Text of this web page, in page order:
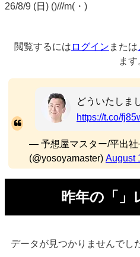
26/8/9 (日) ()///m(・)
閲覧するには ログイン または
ます
どういたしま
https://t.co/
— 予想屋マスター/平出社
(@yosoyamaster) August
昨年の「」
データが見つかりませんでし